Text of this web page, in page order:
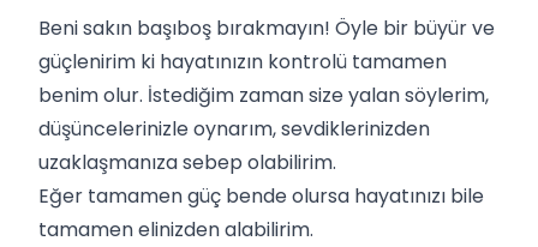
Beni sakın başıboş bırakmayın! Öyle bir büyür ve
güçlenirim ki hayatınızın kontrolü tamamen
benim olur. İstediğim zaman size yalan söylerim,
düşüncelerinizle oynarım, sevdiklerinizden
uzaklaşmanıza sebep olabilirim.
Eğer tamamen güç bende olursa hayatınızı bile
tamamen elinizden alabilirim.